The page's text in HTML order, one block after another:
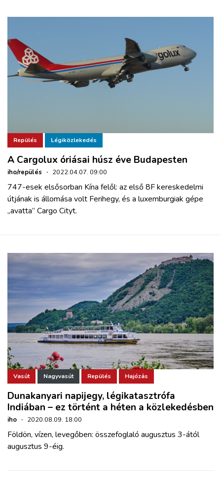
BELÉPÉS
REGISZTRÁCIÓ
Repülés Légiközlekedés
A Cargolux óriásai húsz éve Budapesten
iho/repülés · 2022.04.07. 09:00
747-esek elsősorban Kína felől: az első 8F kereskedelmi
útjának is állomása volt Ferihegy, és a luxemburgiak gépe
„avatta” Cargo Cityt.
Vasút Nagyvasút Repülés Hajózás
Dunakanyari napijegy, légikatasztrófa
Indiában – ez történt a héten a közlekedésben
iho · 2020.08.09. 18:00
Földön, vízen, levegőben: összefoglaló augusztus 3-ától
augusztus 9-éig.